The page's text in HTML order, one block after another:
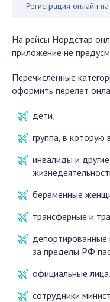
Регистрация онлайн
На рейсы Нордстар
приложение не
Перечисленные
оформить перелет
дети;
группа, в
инвалиды и
беременные
трансферные и
за пределы РФ
официальные лица;
сотрудники